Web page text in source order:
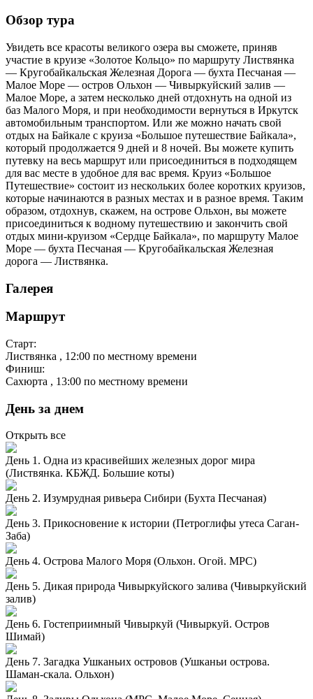
Обзор тура
Увидеть все красоты великого озера вы сможете, приняв
участие в круизе «Золотое Кольцо» по маршруту Листвянка
— Кругобайкальская Железная Дорога — бухта Песчаная —
Малое Море — остров Ольхон — Чивыркуйский залив —
Малое Море, а затем несколько дней отдохнуть на одной из
баз Малого Моря, и при необходимости вернуться в Иркутск
автомобильным транспортом. Или же можно начать свой
отдых на Байкале с круиза «Большое путешествие Байкала»,
который продолжается 9 дней и 8 ночей. Вы можете купить
путевку на весь маршрут или присоединиться в подходящем
для вас месте в удобное для вас время. Круиз «Большое
Путешествие» состоит из нескольких более коротких круизов,
которые начинаются в разных местах и в разное время. Таким
образом, отдохнув, скажем, на острове Ольхон, вы можете
присоединиться к водному путешествию и закончить свой
отдых мини-круизом «Сердце Байкала», по маршруту Малое
Море — бухта Песчаная — Кругобайкальская Железная
дорога — Листвянка.
Галерея
Маршрут
Старт:
Листвянка , 12:00 по местному времени
Финиш:
Сахюрта , 13:00 по местному времени
День за днем
Открыть все
День 1. Одна из красивейших железных дорог мира
(Листвянка. КБЖД. Большие коты)
День 2. Изумрудная ривьера Сибири (Бухта Песчаная)
День 3. Прикосновение к истории (Петроглифы утеса Саган-
Заба)
День 4. Острова Малого Моря (Ольхон. Огой. МРС)
День 5. Дикая природа Чивыркуйского залива (Чивыркуйский
залив)
День 6. Гостеприимный Чивыркуй (Чивыркуй. Остров
Шимай)
День 7. Загадка Ушканьих островов (Ушканьи острова.
Шаман-скала. Ольхон)